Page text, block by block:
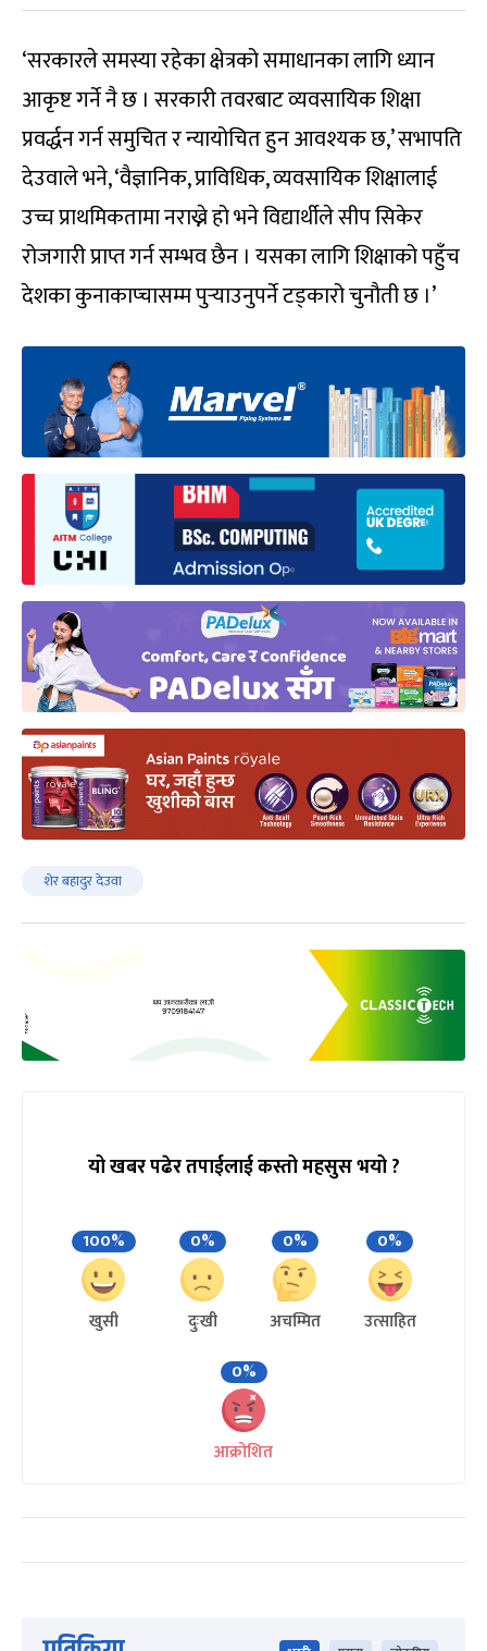
‘सरकारले समस्या रहेका क्षेत्रको समाधानका लागि ध्यान
आकृष्ट गर्ने नै छ । सरकारी तवरबाट व्यवसायिक शिक्षा
प्रवर्द्धन गर्न समुचित र न्यायोचित हुन आवश्यक छ,’ सभापति
देउवाले भने, ‘वैज्ञानिक, प्राविधिक, व्यवसायिक शिक्षालाई
उच्च प्राथमिकतामा नराख्ने हो भने विद्यार्थीले सीप सिकेर
रोजगारी प्राप्त गर्न सम्भव छैन । यसका लागि शिक्षाको पहुँच
देशका कुनाकाप्चासम्म पुर्‍याउनुपर्ने टड्कारो चुनौती छ ।’
शेर बहादुर देउवा
यो खबर पढेर तपाईलाई कस्तो महसुस भयो ?
100%
खुसी
0%
दुःखी
0%
अचम्मित
0%
उत्साहित
0%
आक्रोशित